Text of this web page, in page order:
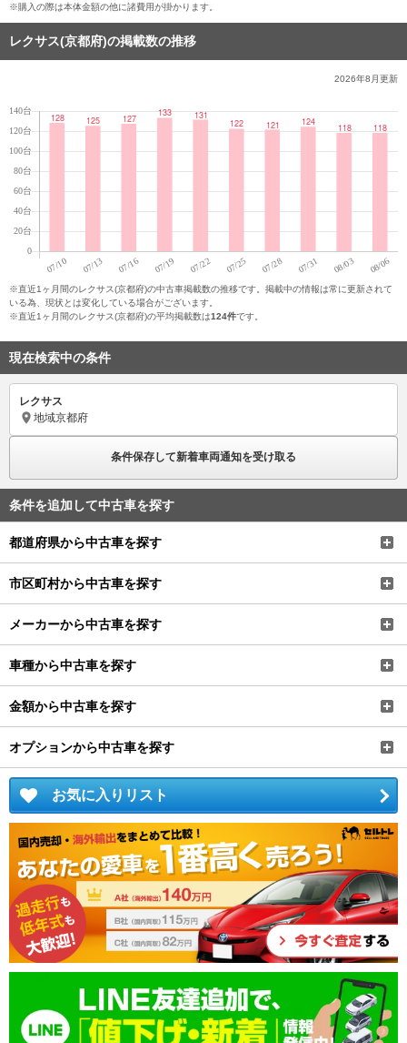
※購入の際は本体金額の他に諸費用が掛かります。
レクサス(京都府)の掲載数の推移
2026年8月更新
※直近1ヶ月間のレクサス(京都府)の中古車掲載数の推移です。掲載中の情報は常に更新されて
いる為、現状とは変化している場合がございます。
※直近1ヶ月間のレクサス(京都府)の平均掲載数は124件です。
現在検索中の条件
レクサス
地域京都府
条件保存して新着車両通知を受け取る
条件を追加して中古車を探す
都道府県から中古車を探す
市区町村から中古車を探す
メーカーから中古車を探す
車種から中古車を探す
金額から中古車を探す
オプションから中古車を探す
お気に入りリスト